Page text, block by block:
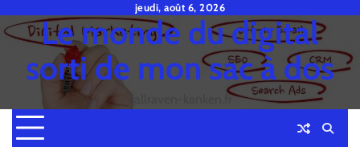
to
content
jeudi, août 6, 2026
Le monde du digital
sorti de mon sac à dos
fjallraven-kanken.fr